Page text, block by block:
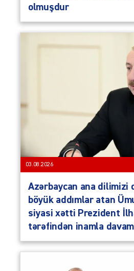
olmuşdur
03.08.2026
Azərbaycan ana dilimizi
böyük addımlar atan
siyasi xətti Prezident
tərəfindən inamla